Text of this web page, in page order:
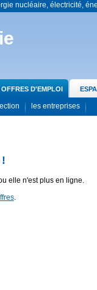
nucléaire, électricité,
OFFRES D'EMPLOI
les entreprises
elle n'est plus en ligne.
.